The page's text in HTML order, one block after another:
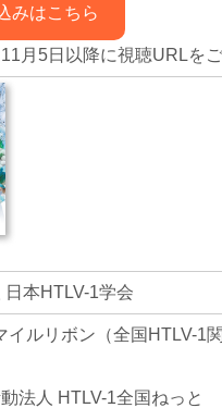
みはこちら
月5日以降に視聴URLを
本HTLV-1学会
イルリボン（全国HTLV-1
法人 HTLV-1全国ねっと